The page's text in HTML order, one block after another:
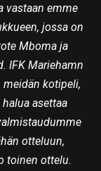
vastaan emme
jossa on
Mboma ja
IFK Mariehamn
kotipeli,
asettaa
otteluun,
toinen ottelu.